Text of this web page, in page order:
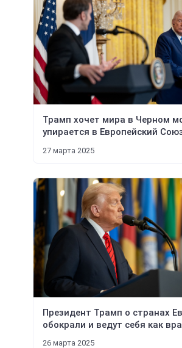
Трамп хочет мира в Черном
упирается в Европейский
27 марта 2025
Президент Трамп о странах
обокрали и ведут себя как
26 марта 2025